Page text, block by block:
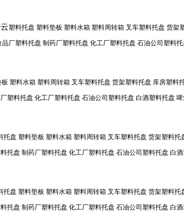
塑料托盘 塑料垫板 塑料水箱 塑料周转箱 叉车塑料托盘 货架
厂塑料托盘 制药厂塑料托盘 化工厂塑料托盘 石油公司塑料
塑料水箱 塑料周转箱 叉车塑料托盘 货架塑料托盘 库房塑料
塑料托盘 化工厂塑料托盘 石油公司塑料托盘 白酒塑料托盘
托盘 塑料垫板 塑料水箱 塑料周转箱 叉车塑料托盘 货架塑料
托盘 制药厂塑料托盘 化工厂塑料托盘 石油公司塑料托盘 白
托盘 塑料垫板 塑料水箱 塑料周转箱 叉车塑料托盘 货架塑料
托盘 制药厂塑料托盘 化工厂塑料托盘 石油公司塑料托盘 白